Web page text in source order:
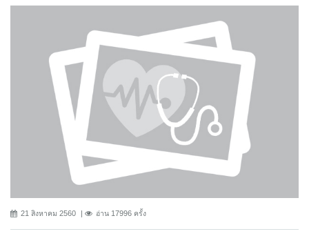
21 สิงหาคม 2560 อ่าน 17996 ครั้ง